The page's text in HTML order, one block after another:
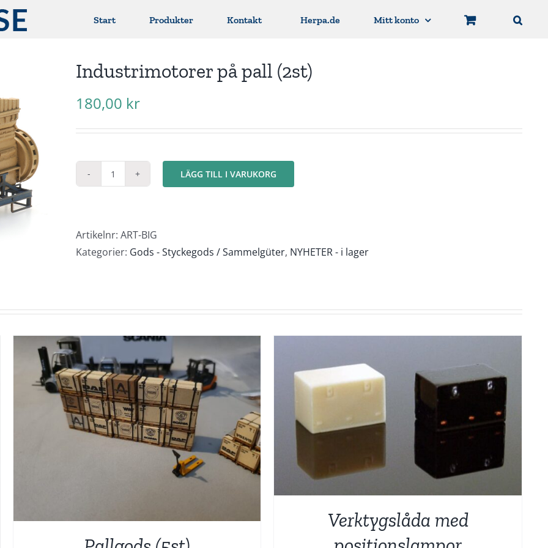
Start Produkter Kontakt Herpa.de Mitt konto
Industrimotorer på pall (2st)
180,00 kr
Industrimotorer
(2st)
mängd
LÄGG TILL I VARUKORG
Artikelnr: ART-BIG
Kategorier: Gods - Styckegods / Sammelgüter, NYHETER - i lager
Verktygslåda med